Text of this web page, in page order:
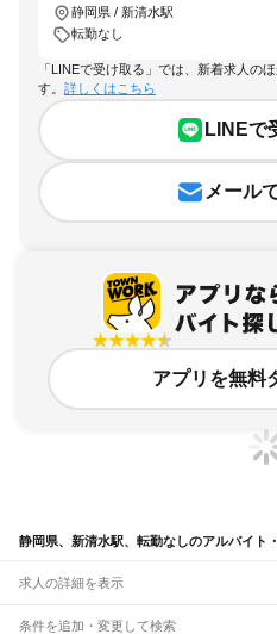
静岡県 / 新清水駅
転勤なし
「LINEで受け取る」では、新着求人の
す。 詳しくはこちら
LINEで
メール
アプリを無料
静岡県、新清水駅、転勤なしのアルバイト
求人の詳細を表示
条件を追加・変更して検索